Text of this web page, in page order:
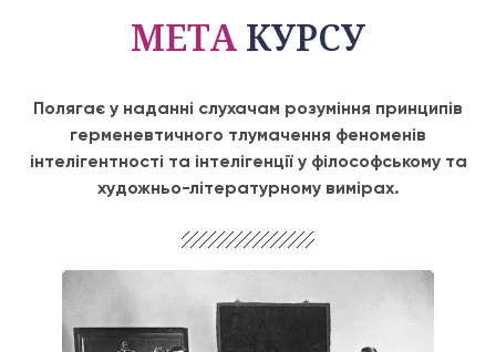
МЕТА КУРСУ
Полягає у наданні слухачам розуміння принципів
герменевтичного тлумачення феноменів
інтелігентності та інтелігенції у філософському та
художньо-літературному вимірах.